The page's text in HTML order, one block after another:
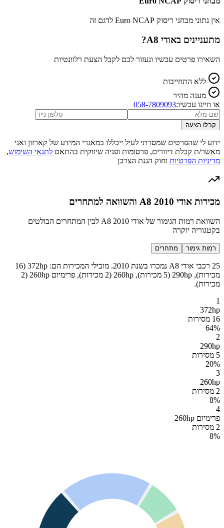
אין נתוני מבחני ריסוק Euro NCAP לדגם זה
מתעניינים באודי A8 ?
השאירו פרטים עכשיו ונעזור לכם לקבל הצעת רלוונטיות
ללא התחייבות
מענה מהיר
או חייגו עכשיו:058-7809093
קבלו הצעה
ידוע לי שהפרטים שמסרתי לעיל ייכללו במאגרי המידע של קארזון ואני
מאשר/ת קבלת דיוורים, פרסומות ופניה שיווקית בהתאם לתנאי השימוש,
מדיניות הפרטיות וחוק הגנת הצרכן
מכירות אודי A8 2010 והשוואה למתחרים
השוואת רמות הגימור של אודי A8 2010 לבין המתחרים הבולטים
בקטגוריה יוקרה
רמות גימור מתחרים
25 רכבי אודי A8 נמכרו בשנת 2010. מובילי המכירות הם: 372hp (16
מכירות), 290hp (5 מכירות), 260hp (2 מכירות), פרימיום 260hp (2
מכירות).
1
372hp
16 מסירות
64%
2
290hp
5 מסירות
20%
3
260hp
2 מסירות
8%
4
פרימיום 260hp
2 מסירות
8%